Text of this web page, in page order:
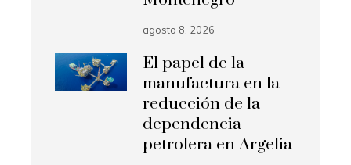
agosto 8, 2026
El papel de la
manufactura en la
reducción de la
dependencia
petrolera en Argelia